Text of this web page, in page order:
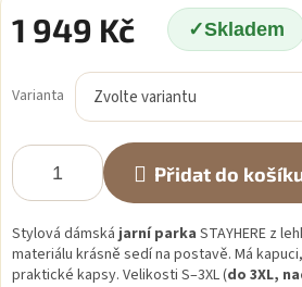
1 949 Kč Skladem
cena:
Varianta
Přidat do
Stylová dámskájarní parka STAYHERE z
materiálu krásně sedí na postavě. Má
praktické kapsy. Velikosti S–3XL (do 3XL,